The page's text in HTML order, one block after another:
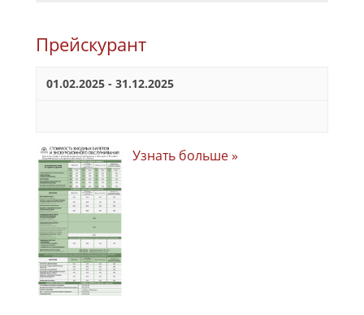
Прейскурант
01.02.2025 - 31.12.2025
Узнать больше »